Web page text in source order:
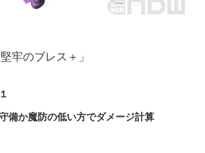
牢のブレス＋」
備か魔防の低い方でダメージ計算